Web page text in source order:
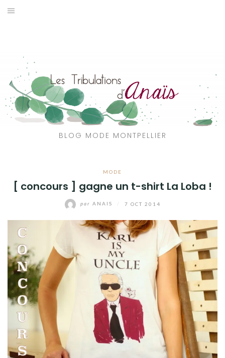
Aller
BLOG MODE MONTPELLIER
MODE
[ concours ] gagne un t-shirt La Loba !
par ANAIS 7 OCT 2014
CATÉGORIES
VOYAGE
MON DRESSING